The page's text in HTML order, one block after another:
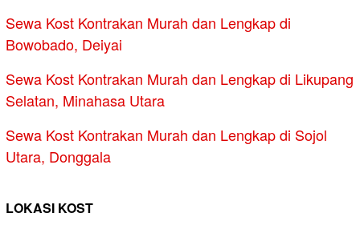
Sewa Kost Kontrakan Murah dan Lengkap di
Bowobado, Deiyai
Sewa Kost Kontrakan Murah dan Lengkap di Likupang
Selatan, Minahasa Utara
Sewa Kost Kontrakan Murah dan Lengkap di Sojol
Utara, Donggala
LOKASI KOST